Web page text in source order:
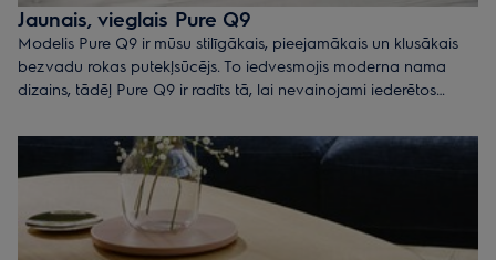
Jaunais, vieglais Pure Q9
Modelis Pure Q9 ir mūsu stilīgākais, pieejamākais un klusākais
bezvadu rokas putekļsūcējs. To iedvesmojis moderna nama
dizains, tādēļ Pure Q9 ir radīts tā, lai nevainojami iederētos
nekad nav bijusi tik vienkārša.